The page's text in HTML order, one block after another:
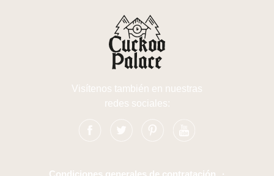
Visítenos también en nuestras
redes sociales:
Condiciones generales de contratación ·